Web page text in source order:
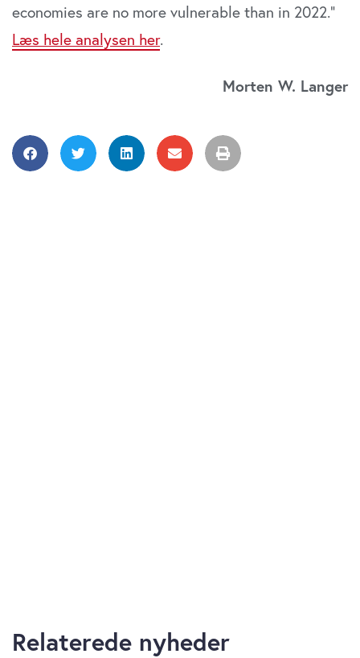
economies are no more vulnerable than in 2022.”
Læs hele analysen her.
Morten W. Langer
Relaterede nyheder